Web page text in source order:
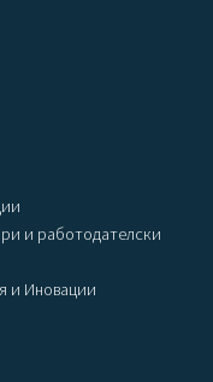
и работодателски
и Иновации